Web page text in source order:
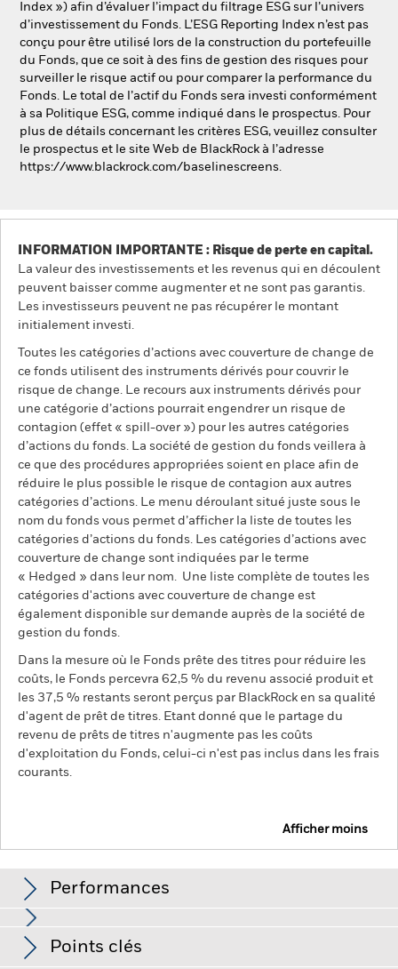
Index ») afin d’évaluer l’impact du filtrage ESG sur l’univers
d’investissement du Fonds. L’ESG Reporting Index n’est pas
conçu pour être utilisé lors de la construction du portefeuille
du Fonds, que ce soit à des fins de gestion des risques pour
surveiller le risque actif ou pour comparer la performance du
Fonds. Le total de l’actif du Fonds sera investi conformément
à sa Politique ESG, comme indiqué dans le prospectus. Pour
plus de détails concernant les critères ESG, veuillez consulter
le prospectus et le site Web de BlackRock à l’adresse
https://www.blackrock.com/baselinescreens.
INFORMATION IMPORTANTE : Risque de perte en capital.
La valeur des investissements et les revenus qui en découlent
peuvent baisser comme augmenter et ne sont pas garantis.
Les investisseurs peuvent ne pas récupérer le montant
initialement investi.
Toutes les catégories d’actions avec couverture de change de
ce fonds utilisent des instruments dérivés pour couvrir le
risque de change. Le recours aux instruments dérivés pour
une catégorie d’actions pourrait engendrer un risque de
contagion (effet « spill-over ») pour les autres catégories
d’actions du fonds. La société de gestion du fonds veillera à
ce que des procédures appropriées soient en place afin de
réduire le plus possible le risque de contagion aux autres
catégories d’actions. Le menu déroulant situé juste sous le
nom du fonds vous permet d’afficher la liste de toutes les
catégories d’actions du fonds. Les catégories d’actions avec
couverture de change sont indiquées par le terme
« Hedged » dans leur nom. Une liste complète de toutes les
catégories d'actions avec couverture de change est
également disponible sur demande auprès de la société de
gestion du fonds.
Dans la mesure où le Fonds prête des titres pour réduire les
coûts, le Fonds percevra 62,5 % du revenu associé produit et
les 37,5 % restants seront perçus par BlackRock en sa qualité
d'agent de prêt de titres. Etant donné que le partage du
revenu de prêts de titres n'augmente pas les coûts
d'exploitation du Fonds, celui-ci n'est pas inclus dans les frais
courants.
Afficher moins
Performances
Le risque de crédit, les fluctuations des taux d'intérêt et/ou
les défauts de l'émetteur auront un impact significatif sur la
Points clés